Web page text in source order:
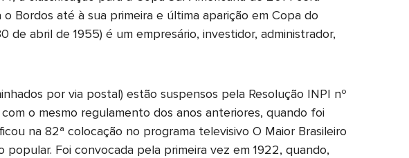
Bordos até à sua primeira e última aparição em Copa do
abril de 1955) é um empresário, investidor, administrador,
por via postal) estão suspensos pela Resolução INPI nº
o mesmo regulamento dos anos anteriores, quando foi
na 82ª colocação no programa televisivo O Maior Brasileiro
Foi convocada pela primeira vez em 1922, quando,